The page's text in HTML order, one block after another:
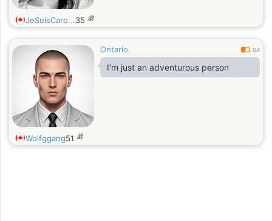
JeSuisCaro...35 歳
Ontario 0.4
I’m just an adventurous person
Wolfggang51 歳